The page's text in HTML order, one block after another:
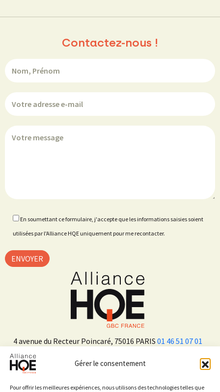
Gérer le consentement
Pour offrir les meilleures expériences, nous utilisons des technologies telles que
4 avenue du Recteur Poincaré, 75016 PARIS 01 46 51 07 01
Contactez-nous !
En soumettant ce formulaire, j'accepte que les informations saisies soient
utilisées par l'Alliance HQE uniquement pour me recontacter.